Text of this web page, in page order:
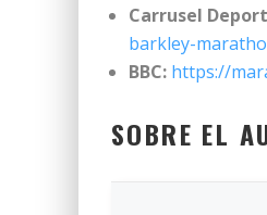
Carrusel
barkley-
BBC: https://
SOBRE EL